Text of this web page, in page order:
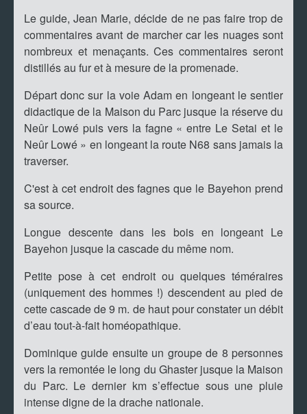
Le guide, Jean Marie, décide de ne pas faire trop de
commentaires avant de marcher car les nuages sont
nombreux et menaçants. Ces commentaires seront
distillés au fur et à mesure de la promenade.
Départ donc sur la voie Adam en longeant le sentier
didactique de la Maison du Parc jusque la réserve du
Neûr Lowé puis vers la fagne « entre Le Setai et le
Neûr Lowé » en longeant la route N68 sans jamais la
traverser.
C'est à cet endroit des fagnes que le Bayehon prend
sa source.
Longue descente dans les bois en longeant Le
Bayehon jusque la cascade du même nom.
Petite pose à cet endroit ou quelques téméraires
(uniquement des hommes !) descendent au pied de
cette cascade de 9 m. de haut pour constater un débit
d’eau tout-à-fait homéopathique.
Dominique guide ensuite un groupe de 8 personnes
vers la remontée le long du Ghaster jusque la Maison
du Parc. Le dernier km s’effectue sous une pluie
intense digne de la drache nationale.